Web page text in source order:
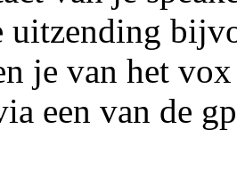
uitzending
je van het
een van de